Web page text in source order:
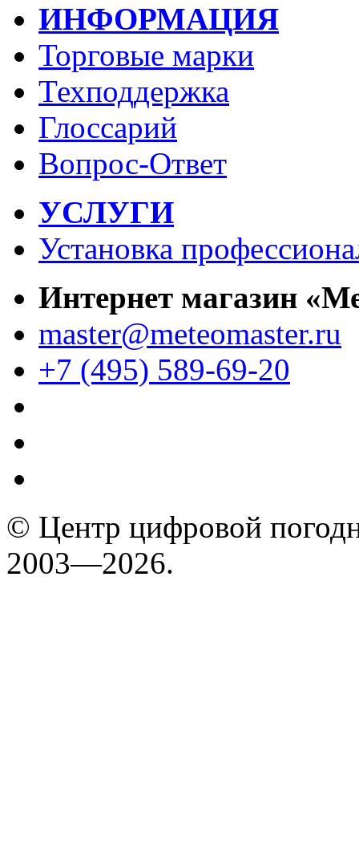
ИНФОРМАЦИЯ
Торговые марки
Техподдержка
Глоссарий
Вопрос-Ответ
УСЛУГИ
Установка
Интернет магазин
master@meteomaster.ru
+7 (495) 589-69-20
© Центр цифровой
2003—2026.